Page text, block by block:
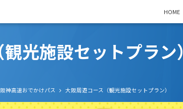
HOME
光施設セットプラン）
阪神高速おでかけパス 大阪周遊コース（観光施設セットプラン）